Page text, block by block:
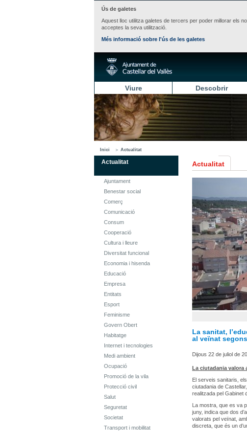
Ús de galetes
Aquest lloc utilitza galetes de tercers per poder millorar els
acceptes la seva utilització.
Més informació sobre l'ús de les galetes
Viure Descobrir
Inici Actualitat
Actualitat
Ajuntament
Benestar social
Comerç
Comunicació
Consum
Cooperació
Cultura i lleure
Diversitat funcional
Economia i hisenda
Educació
Empresa
Entitats
Esport
Feminisme
Govern Obert
Habitatge
Internet i tecnologies
Medi ambient
Ocupació
Promoció de la vila
Protecció civil
Salut
Seguretat
Societat
Transport i mobilitat
Actualitat
La sanitat,
al veïnat
Dijous 22 de juliol de
La ciutadania valora
El serveis sanitaris,
ciutadania de
realitzada pel Gabinet
La mostra, que es va
juny, indica que dos
valorats pel veïnat,
discreta, que és un